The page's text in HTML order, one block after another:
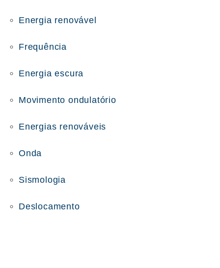
Energia renovável
Frequência
Energia escura
Movimento ondulatório
Energias renováveis
Onda
Sismologia
Deslocamento